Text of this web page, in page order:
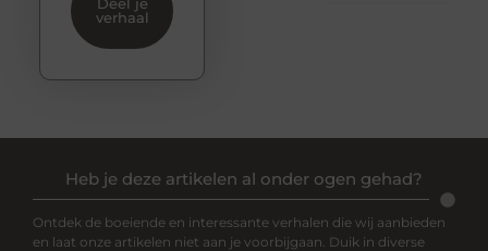
verhaal
Heb je deze artikelen al onder ogen gehad?
Ontdek de boeiende en interessante verhalen die wij aanbieden
en laat onze artikelen niet aan je voorbijgaan. Duik in diverse